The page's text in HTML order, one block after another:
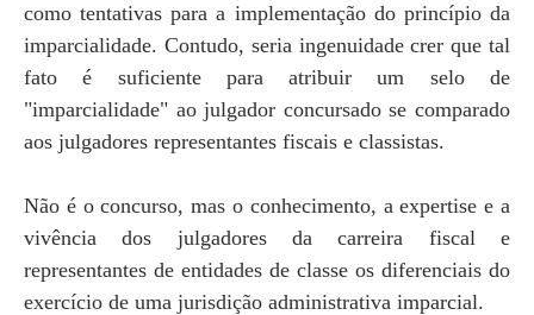
como tentativas para a implementação do princípio da
imparcialidade. Contudo, seria ingenuidade crer que tal
fato é suficiente para atribuir um selo de
"imparcialidade" ao julgador concursado se comparado
aos julgadores representantes fiscais e classistas.
Não é o concurso, mas o conhecimento, a expertise e a
vivência dos julgadores da carreira fiscal e
representantes de entidades de classe os diferenciais do
exercício de uma jurisdição administrativa imparcial.